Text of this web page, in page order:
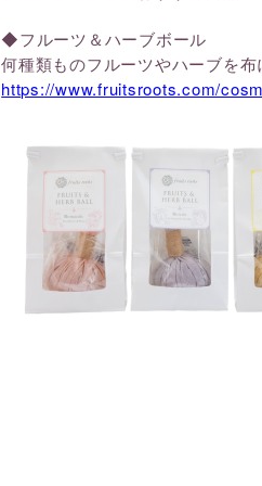
◆フルーツ＆ハーブボール
何種類ものフルーツやハーブを
https://www.fruitsroots.com/